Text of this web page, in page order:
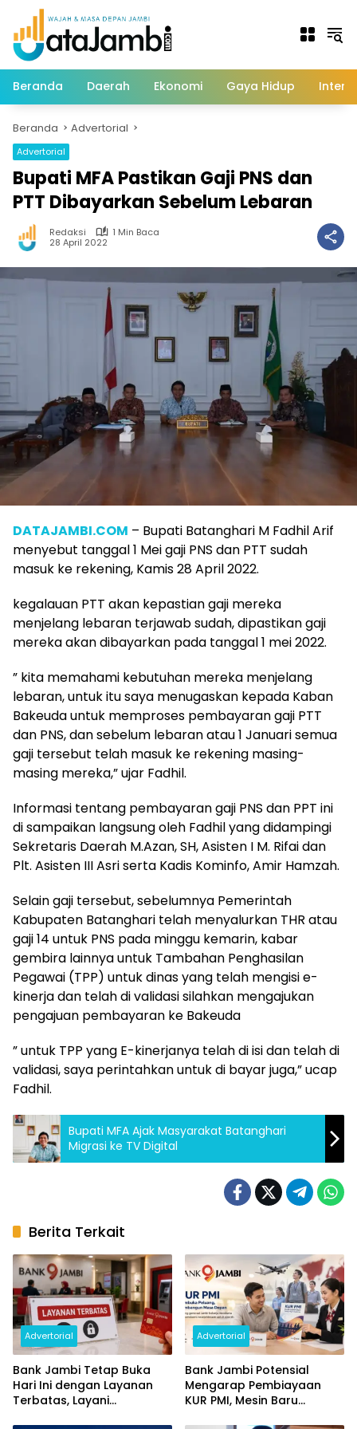
Langsung
konten
Beranda Daerah Ekonomi Gaya Hidup
Beranda Advertorial
Advertorial
Bupati MFA Pastikan Gaji PNS dan
PTT Dibayarkan Sebelum Lebaran
Redaksi
1 Min Baca
28 April 2022
DATAJAMBI.COM – Bupati Batanghari M Fadhil Arif
menyebut tanggal 1 Mei gaji PNS dan PTT sudah
masuk ke rekening, Kamis 28 April 2022.
kegalauan PTT akan kepastian gaji mereka
menjelang lebaran terjawab sudah, dipastikan gaji
mereka akan dibayarkan pada tanggal 1 mei 2022.
” kita memahami kebutuhan mereka menjelang
lebaran, untuk itu saya menugaskan kepada Kaban
Bakeuda untuk memproses pembayaran gaji PTT
dan PNS, dan sebelum lebaran atau 1 Januari semua
gaji tersebut telah masuk ke rekening masing-
masing mereka,” ujar Fadhil.
Informasi tentang pembayaran gaji PNS dan PPT ini
di sampaikan langsung oleh Fadhil yang didampingi
Sekretaris Daerah M.Azan, SH, Asisten I M. Rifai dan
Plt. Asisten III Asri serta Kadis Kominfo, Amir Hamzah.
Selain gaji tersebut, sebelumnya Pemerintah
Kabupaten Batanghari telah menyalurkan THR atau
gaji 14 untuk PNS pada minggu kemarin, kabar
gembira lainnya untuk Tambahan Penghasilan
Pegawai (TPP) untuk dinas yang telah mengisi e-
kinerja dan telah di validasi silahkan mengajukan
pengajuan pembayaran ke Bakeuda
” untuk TPP yang E-kinerjanya telah di isi dan telah di
validasi, saya perintahkan untuk di bayar juga,” ucap
Fadhil.
Bupati MFA Ajak Masyarakat Batanghari
Migrasi ke TV Digital
Berita Terkait
Advertorial
Bank Jambi Tetap Buka
Hari Ini dengan Layanan
Terbatas, Layani
Advertorial
Bank Jambi Potensial
Mengarap Pembiayaan
KUR PMI, Mesin Baru